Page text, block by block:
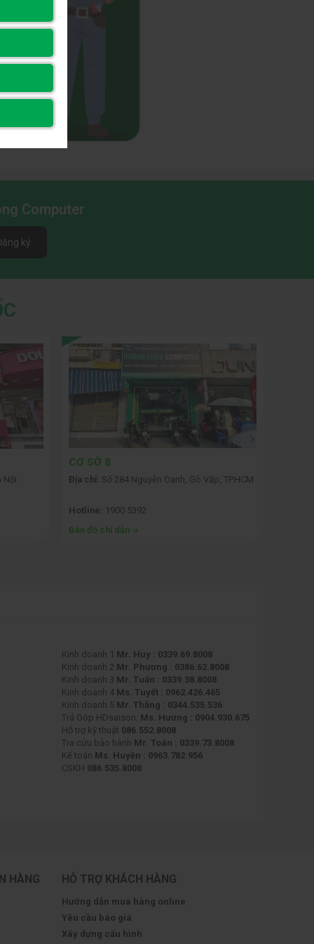
Computer
ký
Nội
CƠ SỞ 8
Địa chỉ: Số 284 Nguyễn Oanh, Gò Vấp, TP.HCM
Hotline: 1900 5392
Bản đồ chỉ dẫn
Kinh doanh 1 Mr. Huy : 0339.69.8008
Kinh doanh 2 Mr. Phương : 0386.62.8008
Kinh doanh 3 Mr. Tuấn : 0339.38.8008
Kinh doanh 4 Ms. Tuyết : 0962.426.465
Kinh doanh 5 Mr. Thắng : 0344.535.536
Trả Góp HDsaison: Ms. Hương : 0904.930.675
Hỗ trợ kỹ thuật 086.552.8008
Tra cứu bảo hành Mr. Toán : 0339.73.8008
Kế toán Ms. Huyền : 0963.782.956
CSKH 086.535.8008
HÀNG HỖ TRỢ KHÁCH HÀNG
Hướng dẫn mua hàng online
Yêu cầu báo giá
Xây dựng cấu hình